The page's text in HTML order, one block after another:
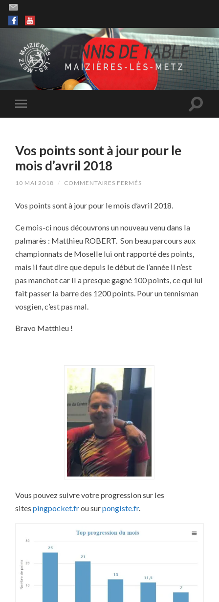
Vos points sont à jour pour le
mois d’avril 2018
10 MAI 2018 / COMMENTAIRES FERMÉS
SONT
POUR
MOIS
2018
Vos points sont à jour pour le mois d’avril 2018.
Ce mois-ci nous découvrons un nouveau venu dans la
palmarès : Matthieu ROBERT. Son beau parcours aux
championnats de Moselle lui ont rapporté des points,
mais il faut dire que depuis le début de l’année il n’est
pas manchot car il a presque gagné 100 points, ce qui lui
fait passer la barre des 1200 points. Pour un tennisman
vosgien, c’est pas mal.
Bravo Matthieu !
Vous pouvez suivre votre progression sur les
sitespingpocket.frou surpongiste.fr.